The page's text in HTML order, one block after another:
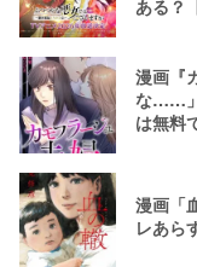
ある？
漫画『
な……」
は無料
漫画「
レあら